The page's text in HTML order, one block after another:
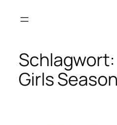
Inhalt
Schlagwort:
Girls